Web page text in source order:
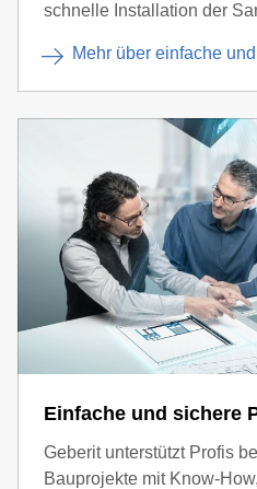
schnelle Installation der
Mehr über einfache
Einfache und sichere
Geberit unterstützt Profis
Bauprojekte mit Know-